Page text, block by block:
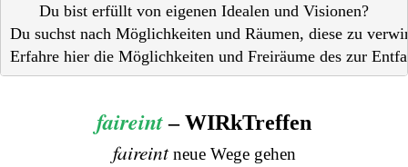
Du bist erfüllt von eigenen Idealen und Visionen?
Du suchst nach Möglichkeiten und Räumen, diese zu
Erfahre hier die Möglichkeiten und Freiräume des zur
faireint– WIRkTreffen
faireintneue Wege gehen